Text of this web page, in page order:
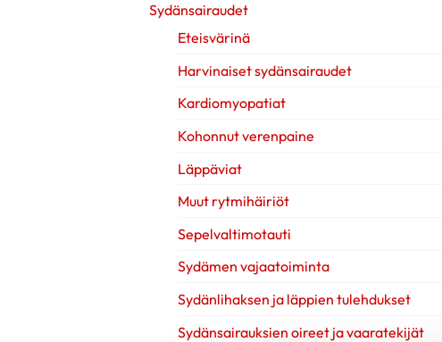
Sydänsairaudet
Eteisvärinä
Harvinaiset sydänsairaudet
Kardiomyopatiat
Kohonnut verenpaine
Läppäviat
Muut rytmihäiriöt
Sepelvaltimotauti
Sydämen vajaatoiminta
Sydänlihaksen ja läppien tulehdukset
Sydänsairauksien oireet ja vaaratekijät